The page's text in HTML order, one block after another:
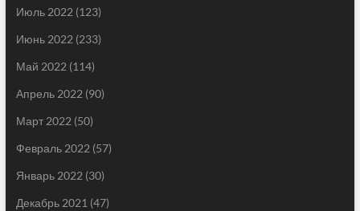
Июль 2022 (123)
Июнь 2022 (233)
Май 2022 (114)
Апрель 2022 (90)
Март 2022 (50)
Февраль 2022 (57)
Январь 2022 (30)
Декабрь 2021 (47)